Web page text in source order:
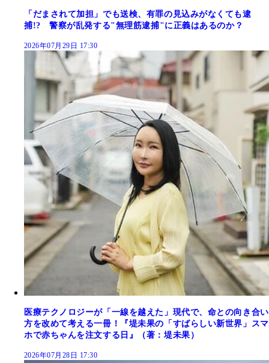
「だまされて加担」でも送検、有罪の見込みがなくても逮
捕!? 警察が乱発する"無理筋逮捕"に正義はあるのか？
2026年07月29日 17:30
医療テクノロジーが「一線を越えた」現代で、命との向き合い
方を改めて考える一冊！『堤未果の「すばらしい新世界」スマ
ホで赤ちゃんを注文する日』（著：堤未果）
2026年07月28日 17:30